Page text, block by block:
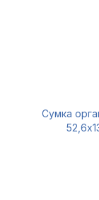
Сумка